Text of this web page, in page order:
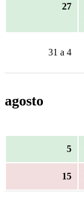
27
31 a 4
agosto
5
15